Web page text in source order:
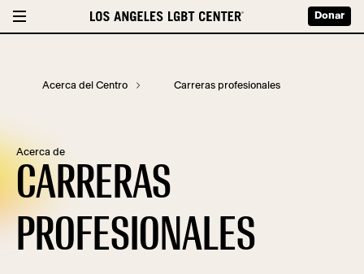
Donar
Acerca del Centro Carreras profesionales
Acerca de
CARRERAS
PROFESIONALES